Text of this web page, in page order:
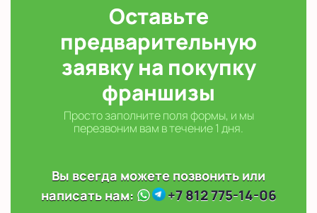
Оставьте
предварительную
заявку на покупку
франшизы
Просто заполните поля формы, и мы
перезвоним вам в течение 1 дня.
Вы всегда можете позвонить или
написать нам:
+7 812 775-14-06